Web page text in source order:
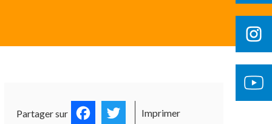
Partager sur FacebookTwitter
Imprimer